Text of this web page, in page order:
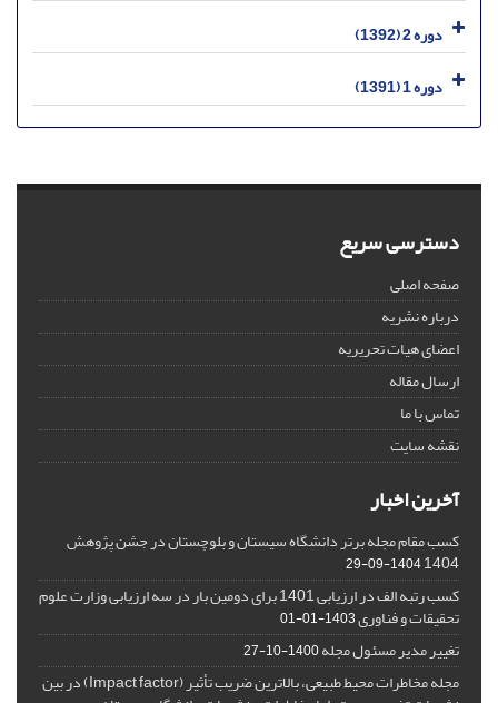
دوره 2 (1392)
دوره 1 (1391)
دسترسی سریع
صفحه اصلی
درباره نشریه
اعضای هیات تحریریه
ارسال مقاله
تماس با ما
نقشه سایت
آخرین اخبار
کسب مقام مجله برتر دانشگاه سیستان و بلوچستان در جشن پژوهش
1404
1404-09-29
کسب رتبه الف در ارزیابی 1401 برای دومین بار در سه ارزیابی وزارت علوم
تحقیقات و فناوری1403-01-01
تغییر مدیر مسئول مجله1400-10-27
مجله مخاطرات محیط طبیعی، بالاترین ضریب تأثیر (Impact factor) در بین